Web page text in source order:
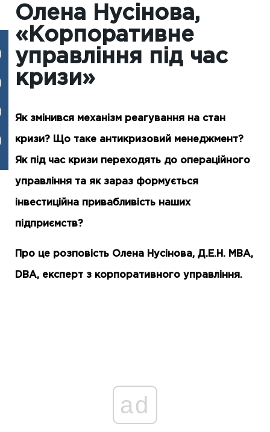
Олена Нусінова,
«Корпоративне
управління під час
кризи»
Як змінився механізм реагування на стан
кризи? Що таке антикризовий менеджмент?
Як під час кризи переходять до операційного
управління та як зараз формується
інвестиційна привабливість наших
підприємств?
Про це розповість Олена Нусінова, Д.Е.Н. MBA,
DBA, експерт з корпоративного управління.
ad